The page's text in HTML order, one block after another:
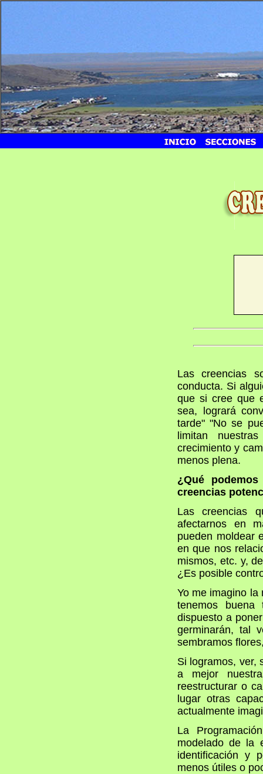
Las creencias
conducta. Si
que si cree que
sea, logrará
tarde" "No se
limitan
crecimiento y
menos plena.
¿Qué
creencias
Las creencias
afectarnos en
pueden moldear
en que nos
mismos, etc. y,
¿Es posible
Yo me imagino la
tenemos
dispuesto a
germinarán, tal
sembramos
Si logramos, ver,
a mejor
reestructurar o
lugar otras
actualmente
La
modelado de la
identificación y
menos útiles o